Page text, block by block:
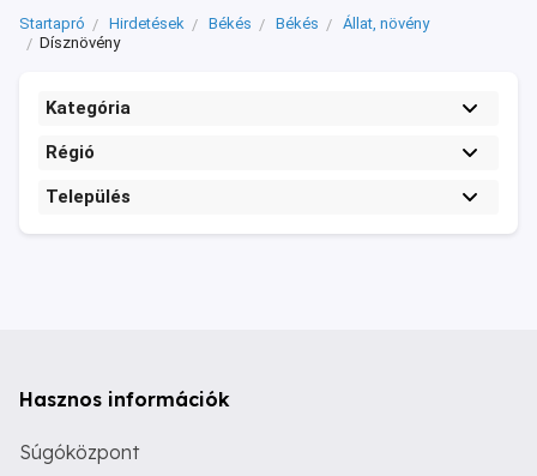
Startapró Hirdetések Békés Békés
Állat, növény
Dísznövény
Kategória
Régió
Település
Hasznos információk
Súgóközpont